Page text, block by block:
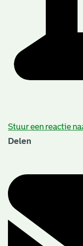
Stuur een reactie
Delen